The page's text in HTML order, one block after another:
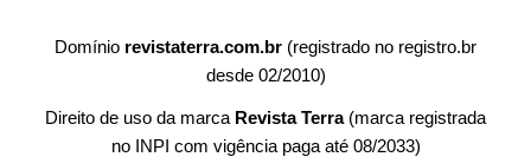
Domínio revistaterra.com.br (registrado no registro.br
desde 02/2010)
Direito de uso da marca Revista Terra (marca registrada
no INPI com vigência paga até 08/2033)